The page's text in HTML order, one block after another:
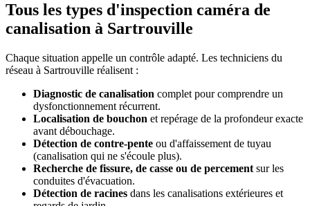
Tous les types d'inspection caméra de
canalisation à Sartrouville
Chaque situation appelle un contrôle adapté. Les techniciens du
réseau à Sartrouville réalisent :
Diagnostic de canalisation complet pour comprendre un
dysfonctionnement récurrent.
Localisation de bouchon et repérage de la profondeur exacte
avant débouchage.
Détection de contre-pente ou d'affaissement de tuyau
(canalisation qui ne s'écoule plus).
Recherche de fissure, de casse ou de percement sur les
conduites d'évacuation.
Détection de racines dans les canalisations extérieures et